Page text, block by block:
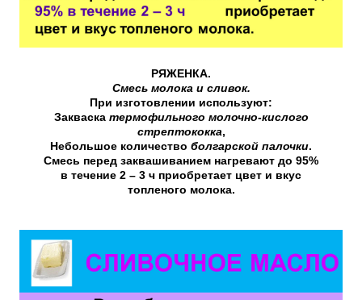
РЯЖЕНКА.
Смесь молока и сливок.
При изготовлении используют:
Закваска термофильного молочно-кислого
стрептококка,
Небольшое количество болгарской палочки.
Смесь перед заквашиванием нагревают до 95%
в течение 2 – 3 ч приобретает цвет и вкус
топленого молока.